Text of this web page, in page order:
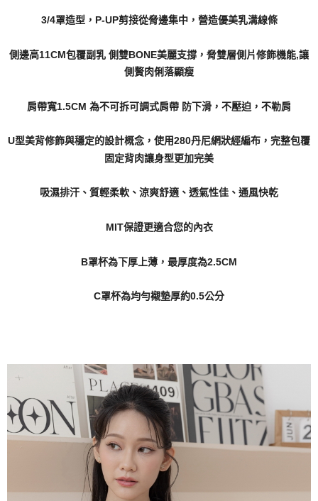
3/4罩造型，P-UP剪接從脅邊集中，營造優美乳溝線條
側邊高11CM包覆副乳 側雙BONE美麗支撐，脅雙層側片修飾機能,讓
側贅肉俐落顯瘦
肩帶寬1.5CM 為不可拆可調式肩帶 防下滑，不壓迫，不勒肩
U型美背修飾與穩定的設計概念，使用280丹尼網狀經編布，完整包覆
固定背肉讓身型更加完美
吸濕排汗、質輕柔軟、涼爽舒適、透氣性佳、通風快乾
MIT保證更適合您的內衣
B罩杯為下厚上薄，最厚度為2.5CM
C罩杯為均勻襯墊厚約0.5公分